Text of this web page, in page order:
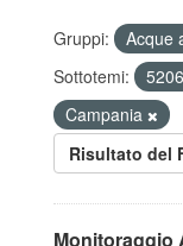
Gruppi:
Acque
Sottotemi:
Campania
Risultato del
Monitoraggio